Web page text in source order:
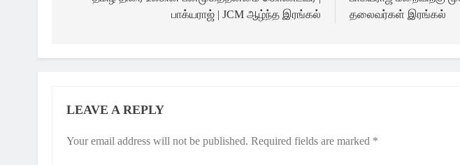
பாக்யராஜ் | JCM ஆழ்ந்த இரங்கல்
தலைவர்கள் இரங்கல்
LEAVE A REPLY
Your email address will not be published. Required fields are marked *